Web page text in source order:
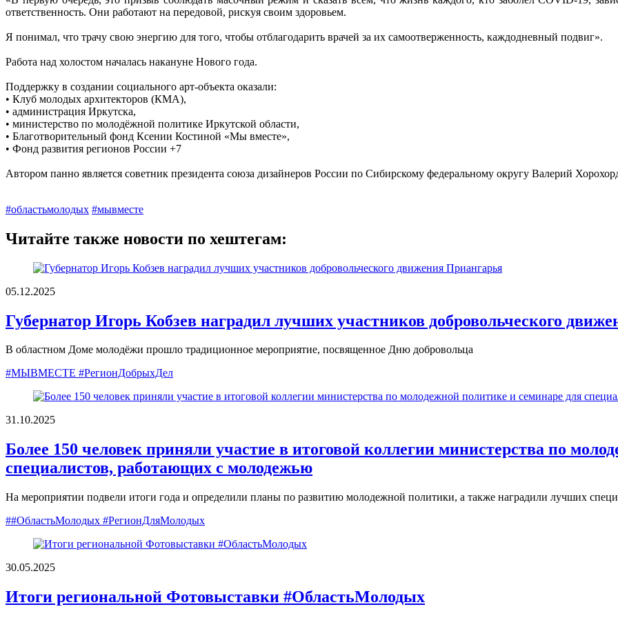
ответственность. Они работают на передовой, рискуя своим здоровьем.
Я понимал, что трачу свою энергию для того, чтобы отблагодарить врачей за их самоотверженность, каждодневный подвиг».
Работа над холостом началась накануне Нового года.
Поддержку в создании социального арт-объекта оказали:
• Клуб молодых архитекторов (КМА),
• администрация Иркутска,
• министерство по молодёжной политике Иркутской области,
• Благотворительный фонд Ксении Костиной «Мы вместе»,
• Фонд развития регионов России +7
Автором панно является советник президента союза дизайнеров России по Сибирскому федеральному округу Валерий
#областьмолодых #мывместе
Читайте также новости по хештегам:
05.12.2025
Губернатор Игорь Кобзев наградил лучших участников добровольческого
В областном Доме молодёжи прошло традиционное мероприятие, посвященное Дню добровольца
#МЫВМЕСТЕ #РегионДобрыхДел
31.10.2025
Более 150 человек приняли участие в итоговой коллегии министерства по
специалистов, работающих с молодежью
На мероприятии подвели итоги года и определили планы по развитию молодежной политики, а также наградили лучших
##ОбластьМолодых #РегионДляМолодых
30.05.2025
Итоги региональной Фотовыставки #ОбластьМолодых